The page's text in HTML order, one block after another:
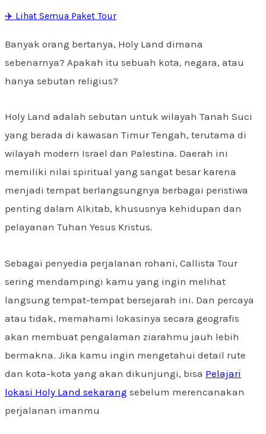
✈️ Lihat Semua Paket Tour
Banyak orang bertanya, Holy Land dimana
sebenarnya? Apakah itu sebuah kota, negara, atau
hanya sebutan religius?
Holy Land adalah sebutan untuk wilayah Tanah Suci
yang berada di kawasan Timur Tengah, terutama di
wilayah modern Israel dan Palestina. Daerah ini
memiliki nilai spiritual yang sangat besar karena
menjadi tempat berlangsungnya berbagai peristiwa
penting dalam Alkitab, khususnya kehidupan dan
pelayanan Tuhan Yesus Kristus.
Sebagai penyedia perjalanan rohani, Callista Tour
sering mendampingi kamu yang ingin melihat
langsung tempat-tempat bersejarah ini. Dan percaya
atau tidak, memahami lokasinya secara geografis
akan membuat pengalaman ziarahmu jauh lebih
bermakna. Jika kamu ingin mengetahui detail rute
dan kota-kota yang akan dikunjungi, bisa Pelajari
lokasi Holy Land sekarang sebelum merencanakan
perjalanan imanmu